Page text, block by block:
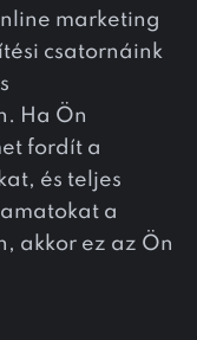
marketing
csatornáink
Ha Ön
fordít a
és teljes
a
akkor ez az Ön